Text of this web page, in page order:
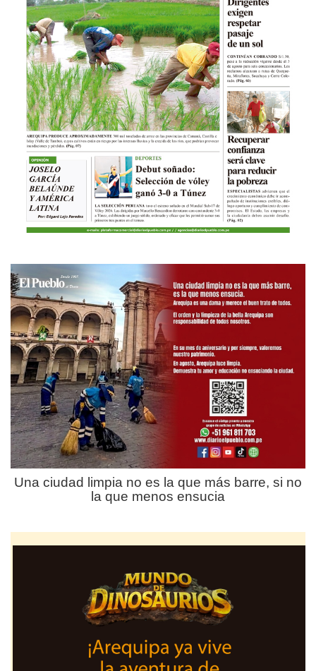
Una ciudad limpia no es la que más barre, si no
la que menos ensucia